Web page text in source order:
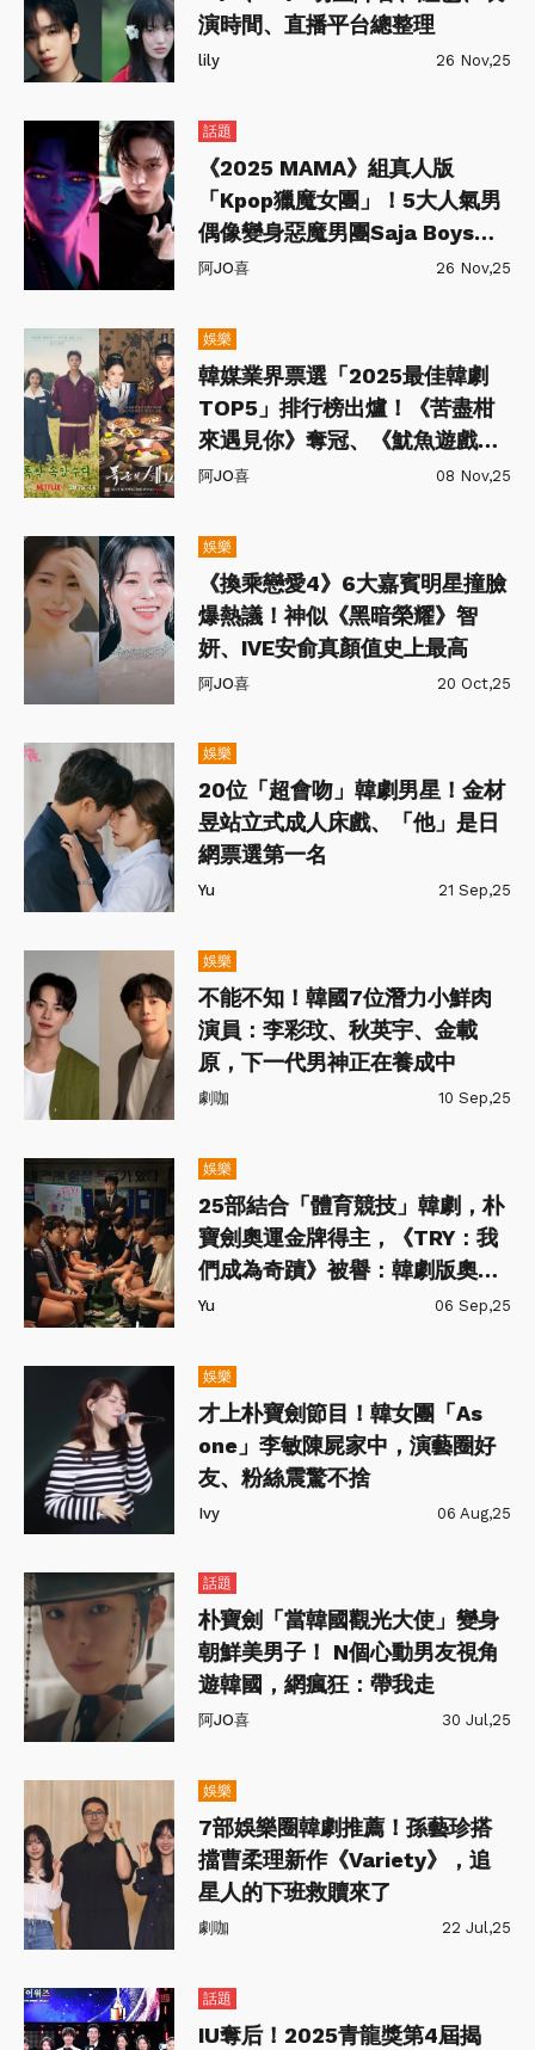
演時間、直播平台總整理
lily 26 Nov,25
話題
《2025 MAMA》組真人版
「Kpop獵魔女團」！5大人氣男
偶像變身惡魔男團Saja Boys爆
熱議
阿JO喜 26 Nov,25
娛樂
韓媒業界票選「2025最佳韓劇
TOP5」排行榜出爐！《苦盡柑
來遇見你》奪冠、《魷魚遊戲》
慘敗
阿JO喜 08 Nov,25
娛樂
《換乘戀愛4》6大嘉賓明星撞臉
爆熱議！神似《黑暗榮耀》智
妍、IVE安俞真顏值史上最高
阿JO喜 20 Oct,25
娛樂
20位「超會吻」韓劇男星！金材
昱站立式成人床戲、「他」是日
網票選第一名
Yu 21 Sep,25
娛樂
不能不知！韓國7位潛力小鮮肉
演員：李彩玟、秋英宇、金載
原，下一代男神正在養成中
劇咖 10 Sep,25
娛樂
25部結合「體育競技」韓劇，朴
寶劍奧運金牌得主，《TRY：我
們成為奇蹟》被譽：韓劇版奧運
勵志片
Yu 06 Sep,25
娛樂
才上朴寶劍節目！韓女團「As
one」李敏陳屍家中，演藝圈好
友、粉絲震驚不捨
Ivy 06 Aug,25
話題
朴寶劍「當韓國觀光大使」變身
朝鮮美男子！ N個心動男友視角
遊韓國，網瘋狂：帶我走
阿JO喜 30 Jul,25
娛樂
7部娛樂圈韓劇推薦！孫藝珍搭
擋曹柔理新作《Variety》，追
星人的下班救贖來了
劇咖 22 Jul,25
話題
IU奪后！2025青龍獎第4屆揭